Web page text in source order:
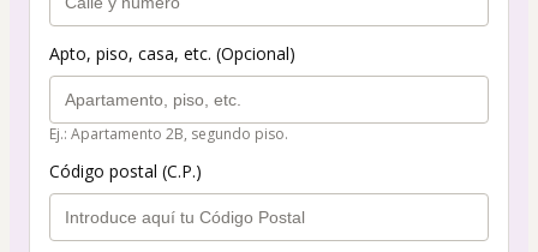
Apto, piso, casa, etc. (Opcional)
Ej.: Apartamento 2B, segundo piso.
Código postal (C.P.)